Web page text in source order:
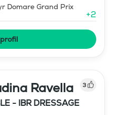
Domare Grand Prix
+2
Ravella 3
- IBR DRESSAGE